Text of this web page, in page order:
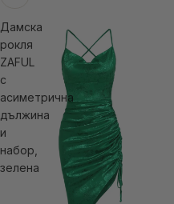
Дамска
рокля
ZAFUL
с
асиметрична
дължина
и
набор,
зелена